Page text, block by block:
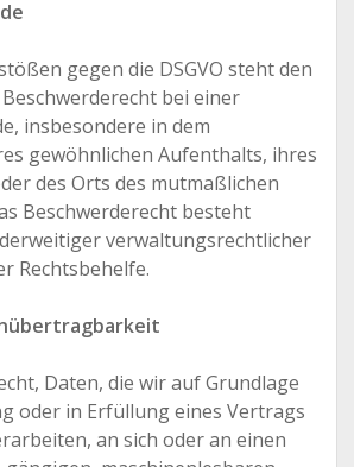
gegen die DSGVO steht den
bei einer
insbesondere in dem
gewöhnlichen Aufenthalts, ihres
des Orts des mutmaßlichen
Beschwerderecht besteht
verwaltungsrechtlicher
Rechtsbehelfe.
Daten, die wir auf Grundlage
oder in Erfüllung eines Vertrags
an sich oder an einen